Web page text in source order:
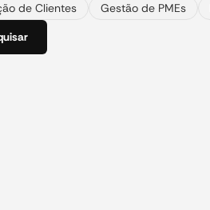
de Clientes Gestão de PMEs